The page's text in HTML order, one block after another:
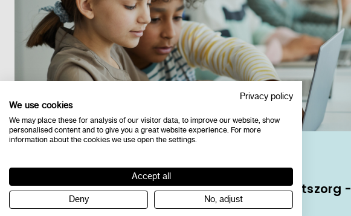
Tijd voor gerichte keuzes en sterke kwaliteitszorg -
Rapport De Staat van het Onderwijs 2026
Privacy policy
We use cookies
We may place these for analysis of our visitor data, to improve our website, show
personalised content and to give you a great website experience. For more
information about the cookies we use open the settings.
Accept all
Deny No, adjust